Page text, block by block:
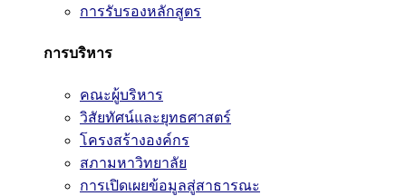
การรับรองหลักสูตร
การบริหาร
คณะผู้บริหาร
วิสัยทัศน์และยุทธศาสตร์
โครงสร้างองค์กร
สภามหาวิทยาลัย
การเปิดเผยข้อมูลสู่สาธารณะ